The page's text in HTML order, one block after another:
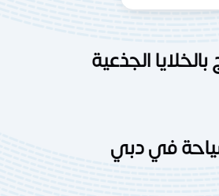
بالخلايا الجذعية
في دبي